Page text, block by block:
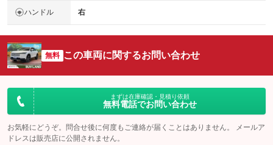
ハンドル 右
無料 この車両に関するお問い合わせ
まずは在庫確認・見積り依頼
無料電話でお問い合わせ
お気軽にどうぞ。問合せ後に何度もご連絡が届くことはありません。 メールア
ドレスは販売店に公開されません。